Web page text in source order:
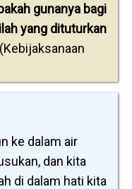
gunanya bagi
yang dituturkan
(Kebijaksanaan
ke dalam air
dan kita
di dalam hati kita